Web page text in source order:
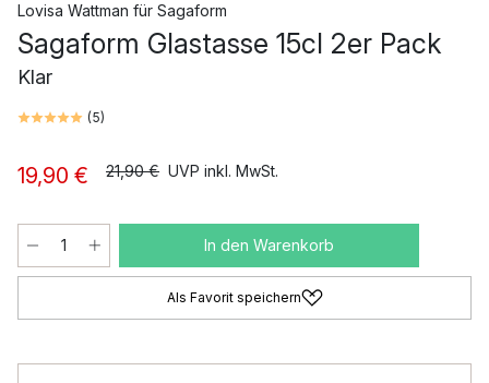
Lovisa Wattman für Sagaform
Sagaform Glastasse 15cl 2er Pack
Klar
(5)
19,90 € 21,90 € UVP inkl. MwSt.
In den Warenkorb
Als Favorit speichern